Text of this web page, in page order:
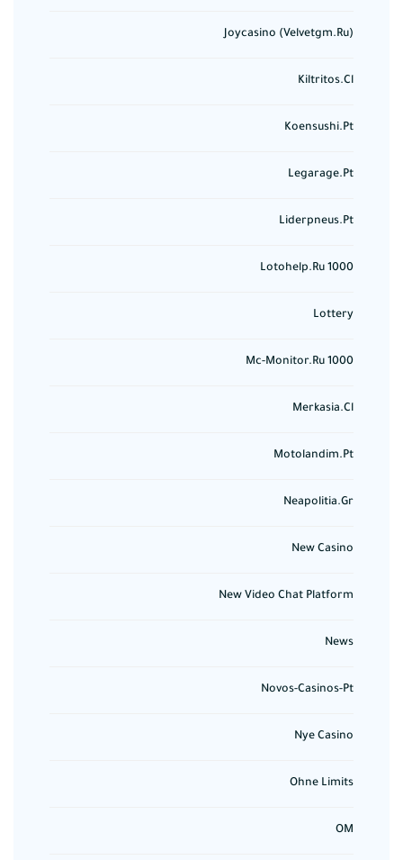
Joycasino (velvetgm.ru)
Kiltritos.cl
Koensushi.pt
Legarage.pt
Liderpneus.pt
Lotohelp.ru 1000
Lottery
Mc-Monitor.ru 1000
Merkasia.cl
Motolandim.pt
Neapolitia.gr
New Casino
New Video Chat Platform
News
Novos-Casinos-Pt
Nye Casino
Ohne Limits
OM